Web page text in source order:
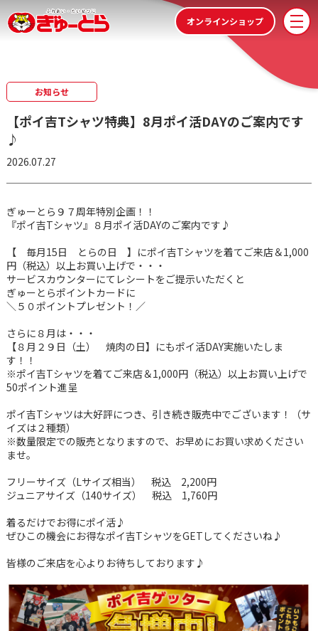
株式会社ぎゅーとら
メ
オンラインショップ
お知らせ
【ポイ吉Tシャツ特典】8月ポイ活DAYのご案内です
♪
2026.07.27
ぎゅーとら９７周年特別企画！！
『ポイ吉Tシャツ』８月ポイ活DAYのご案内です♪
【 毎月15日 とらの日 】にポイ吉Tシャツを着てご来店＆1,000
円（税込）以上お買い上げで・・・
サービスカウンターにてレシートをご提示いただくと
ぎゅーとらポイントカードに
＼５０ポイントプレゼント！／
さらに８月は・・・
【８月２９日（土） 焼肉の日】にもポイ活DAY実施いたしま
す！！
※ポイ吉Tシャツを着てご来店＆1,000円（税込）以上お買い上げで
50ポイント進呈
ポイ吉Tシャツは大好評につき、引き続き販売中でございます！（サ
イズは２種類）
※数量限定での販売となりますので、お早めにお買い求めください
ませ。
フリーサイズ（Lサイズ相当） 税込 2,200円
ジュニアサイズ（140サイズ） 税込 1,760円
着るだけでお得にポイ活♪
ぜひこの機会にお得なポイ吉TシャツをGETしてくださいね♪
皆様のご来店を心よりお待ちしております♪